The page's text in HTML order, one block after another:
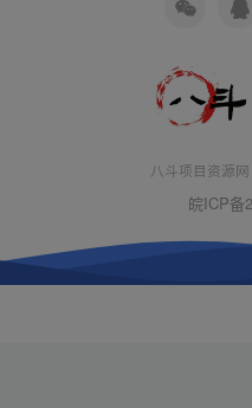
八斗项目资源网
皖ICP备